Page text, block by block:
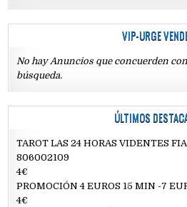
VIP-URGE
No hay Anuncios que concuerden
búsqueda.
ÚLTIMOS
TAROT LAS 24 HORAS VIDENTES
806002109
4€
PROMOCIÓN 4 EUROS 15 MIN -7
4€